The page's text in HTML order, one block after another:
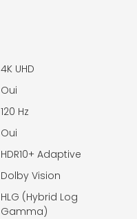
4K UHD
Oui
120 Hz
Oui
HDR10+ Adaptive
Dolby Vision
HLG (Hybrid Log
Gamma)